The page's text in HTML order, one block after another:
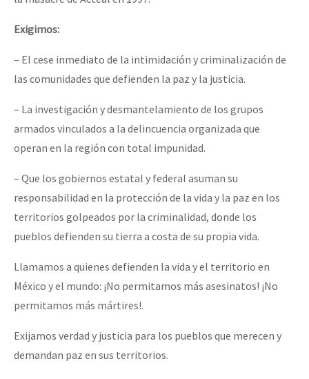
Exigimos:
– El cese inmediato de la intimidación y criminalización de
las comunidades que defienden la paz y la justicia.
– La investigación y desmantelamiento de los grupos
armados vinculados a la delincuencia organizada que
operan en la región con total impunidad.
– Que los gobiernos estatal y federal asuman su
responsabilidad en la protección de la vida y la paz en los
territorios golpeados por la criminalidad, donde los
pueblos defienden su tierra a costa de su propia vida.
Llamamos a quienes defienden la vida y el territorio en
México y el mundo: ¡No permitamos más asesinatos! ¡No
permitamos más mártires!.
Exijamos verdad y justicia para los pueblos que merecen y
demandan paz en sus territorios.